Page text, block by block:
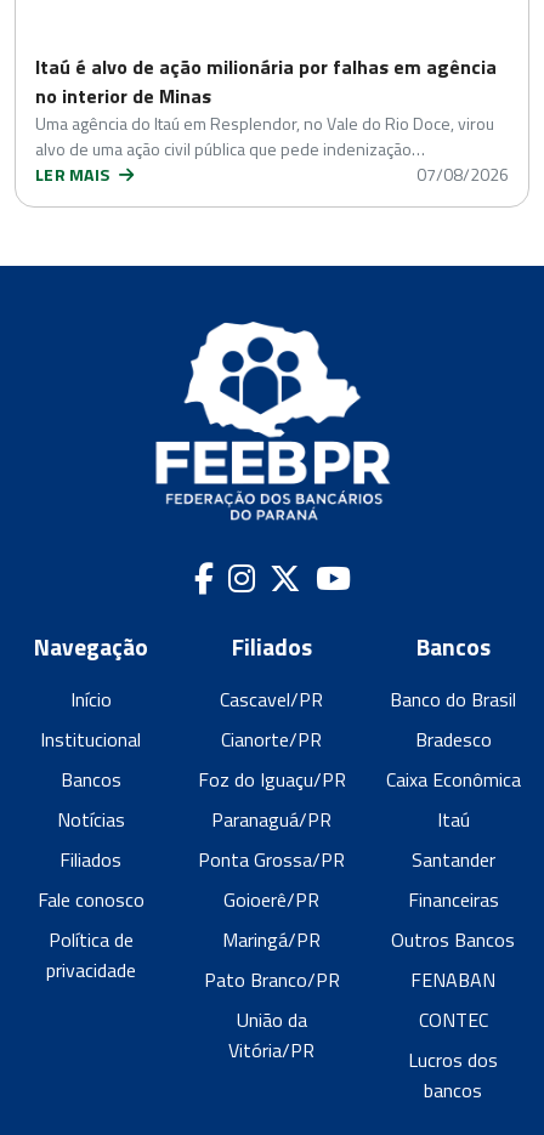
Itaú é alvo de ação milionária por falhas em agência
no interior de Minas
Uma agência do Itaú em Resplendor, no Vale do Rio Doce, virou
alvo de uma ação civil pública que pede indenização…
LER MAIS
07/08/2026
Navegação
Início
Institucional
Bancos
Notícias
Filiados
Fale conosco
Política de
privacidade
Filiados
Cascavel/PR
Cianorte/PR
Foz do Iguaçu/PR
Paranaguá/PR
Ponta Grossa/PR
Goioerê/PR
Maringá/PR
Pato Branco/PR
União da
Vitória/PR
Bancos
Banco do Brasil
Bradesco
Caixa Econômica
Itaú
Santander
Financeiras
Outros Bancos
FENABAN
CONTEC
Lucros dos
bancos